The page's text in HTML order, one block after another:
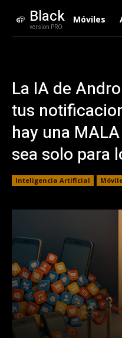
Black
version PRO
Móviles
La IA de
tus
hay una
sea solo para
Inteligencia Artificial